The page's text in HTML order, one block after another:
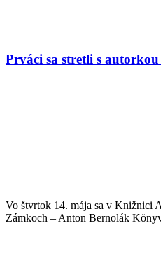
Prváci sa stretli s
Vo štvrtok 14. mája sa v Knižnici
Zámkoch – Anton Bernolák